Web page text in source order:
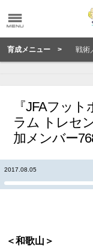
育成メニュー > 戦術
『JFAフッ
ラム トレセ
加メンバー
2017.08.05
＜和歌山＞